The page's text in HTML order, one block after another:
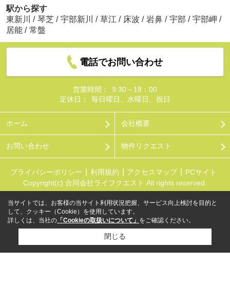
駅から探す
東新川
/ 琴芝 / 宇部新川 / 草江 / 床波 / 岩鼻 / 宇部 / 宇部岬 /
居能 / 常盤
電話でお問い合わせ
営業時間：
9:30～18：00
定休日：
毎日曜日、水曜日、祝日
ホーム 会社概要
お問い合わせ 物件リクエスト
プライバシーポリシー 利用規約 アクセスマップ
PCサイト
Copyright(c) 合同会社ライフクエスト All rights reserved.
当サイトでは、お客様の当サイト利用状況把握、サービス向上検討を目的と
して、クッキー（Cookie）を使用しています。
詳しくは、当社の 「Cookieの取扱いについて」 をご確認ください。
閉じる